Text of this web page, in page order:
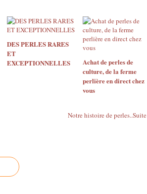
DES PERLES RARES
ET
EXCEPTIONNELLES
Achat de perles de
culture, de la ferme
perlière en direct chez
vous
Notre histoire de perles..Suite